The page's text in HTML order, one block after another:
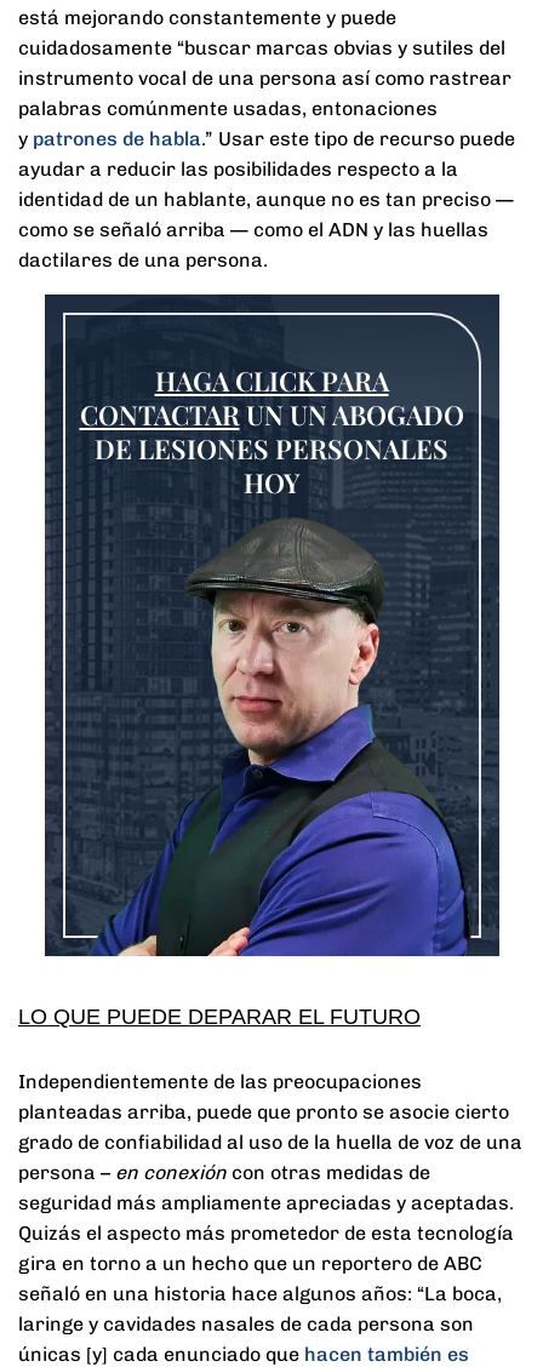
está mejorando constantemente y puede
cuidadosamente “buscar marcas obvias y sutiles del
instrumento vocal de una persona así como rastrear
palabras comúnmente usadas, entonaciones
y patrones de habla.” Usar este tipo de recurso puede
ayudar a reducir las posibilidades respecto a la
identidad de un hablante, aunque no es tan preciso —
como se señaló arriba — como el ADN y las huellas
dactilares de una persona.
HAGA CLICK PARA
CONTACTARUN UN ABOGADO
DE LESIONES PERSONALES
HOY
LO QUE PUEDE DEPARAR EL FUTURO
Independientemente de las preocupaciones
planteadas arriba, puede que pronto se asocie cierto
grado de confiabilidad al uso de la huella de voz de una
persona – en conexión con otras medidas de
seguridad más ampliamente apreciadas y aceptadas.
Quizás el aspecto más prometedor de esta tecnología
gira en torno a un hecho que un reportero de ABC
señaló en una historia hace algunos años: “La boca,
laringe y cavidades nasales de cada persona son
únicas [y] cada enunciado que hacen también es